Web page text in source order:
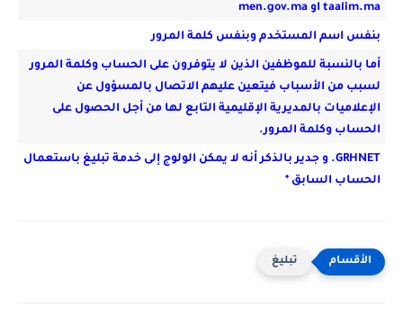
taalim.ma او men.gov.ma
بنفس اسم المستخدم وبنفس كلمة المرور
أما بالنسبة للموظفين الذين لا يتوفرون على الحساب وكلمة المرور
لسبب من الأسباب فيتعين عليهم الاتصال بالمسؤول عن
الإعلاميات بالمديرية الإقليمية التابع لها من أجل الحصول على
الحساب وكلمة المرور.
GRHNET. و جدير بالذكر أنه لا يمكن الولوج إلى خدمة تبليغ باستعمال
الحساب السابق *
تبليغ